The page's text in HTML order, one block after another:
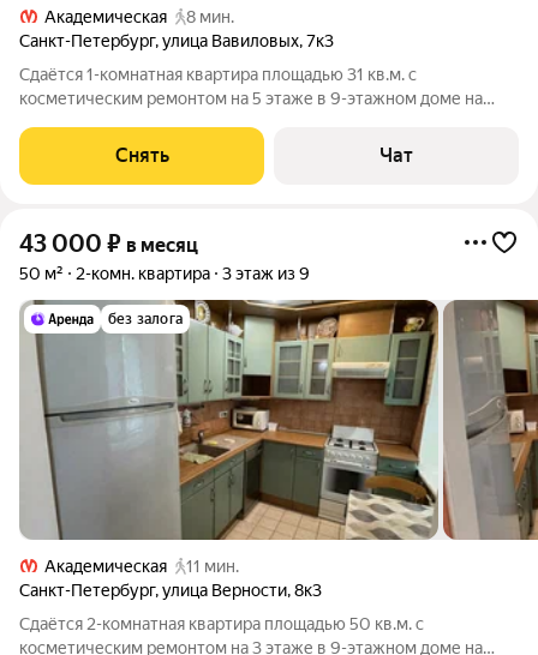
Академическая
8 мин.
Санкт-Петербург,улица Вавиловых,7к3
Сдаётся 1-комнатная квартира площадью 31 кв.м. с
косметическим ремонтом на 5 этаже в 9-этажном доме на
Холодильник Микроволновка Дом - панельный, окна выходят
во двор. В подъезде 1 лифт - 0
Снять Чат
43 000 ₽ в месяц
50 м² 2-комн. квартира 3 этаж из 9
без залога
Академическая
11 мин.
Санкт-Петербург,улица Верности,8к3
Сдаётся 2-комнатная квартира площадью 50 кв.м. с
косметическим ремонтом на 3 этаже в 9-этажном доме на